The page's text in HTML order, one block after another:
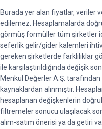
Burada yer alan fiyatlar, veriler
edilemez. Hesaplamalarda
görmüş formüller tüm şirketler
seferlik gelir/gider kalemleri
gereken şirketlerde farklılıklar
ile karşılaştırıldığında değişik
Menkul Değerler A.Ş.
kaynaklardan alınmıştır.
hesaplanan değişkenlerin
filtremeler sonucu ulaşılacak
alım-satım önerisi ya da getiri